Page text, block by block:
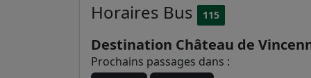
Horaires Bus 115
Destination Château de
Prochains passages dans :